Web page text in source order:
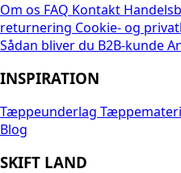
Om os FAQ Kontakt
returnering Cookie- og
Sådan bliver du B2B-kunde
INSPIRATION
Tæppeunderlag
Blog
SKIFT LAND